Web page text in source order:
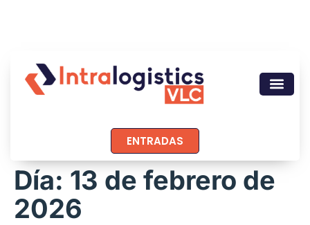
ENTRADAS
Día: 13 de febrero de
2026